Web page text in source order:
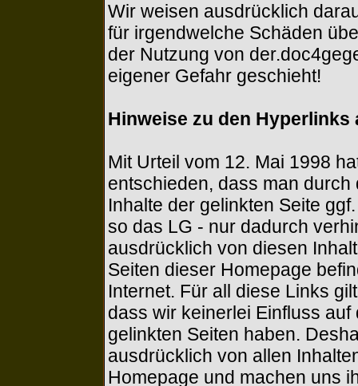
Wir weisen ausdrücklich
für irgendwelche Schäden
der Nutzung von
eigener Gefahr geschieht!
Hinweise zu den Hyperlinks
Mit Urteil vom 12. Mai 1998
entschieden, dass man
Inhalte der gelinkten Seite
so das LG - nur dadurch
ausdrücklich von diesen
Seiten dieser Homepage
Internet. Für all diese Links
dass wir keinerlei Einfluss
gelinkten Seiten haben.
ausdrücklich von allen
Homepage und machen uns